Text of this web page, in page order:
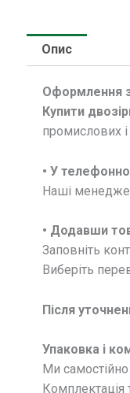
Опис
Оформлення
Купити
промислових
• У
Наші
• Додавши
Заповніть
Виберіть
Після
Упаковка і
Ми
Комплектація